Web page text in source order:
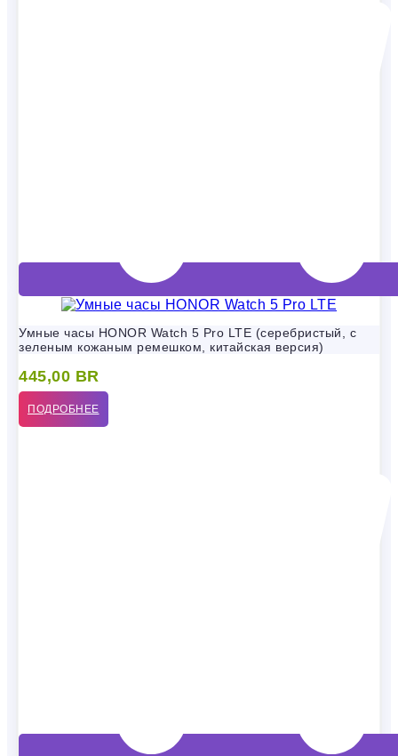
Умные часы HONOR Watch 5 Pro LTE (серебристый, с
зеленым кожаным ремешком, китайская версия)
445,00 BR
ПОДРОБНЕЕ